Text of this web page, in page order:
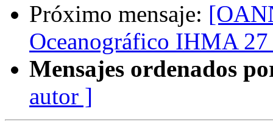
Próximo mensaje:
Oceanográfico IHMA
Mensajes ordenados
autor ]